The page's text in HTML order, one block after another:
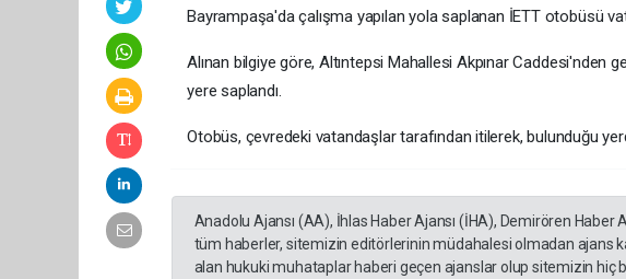
Bayrampaşa'da çalışma yapılan yola saplanan İETT otobüsü
Alınan bilgiye göre, Altıntepsi Mahallesi Akpınar Caddesi'nden
yere saplandı.
Otobüs, çevredeki vatandaşlar tarafından itilerek, bulunduğu
Anadolu Ajansı (AA), İhlas Haber Ajansı (İHA), Demirören Haber
tüm haberler, sitemizin editörlerinin müdahalesi olmadan ajans
alan hukuki muhataplar haberi geçen ajanslar olup sitemizin hiç